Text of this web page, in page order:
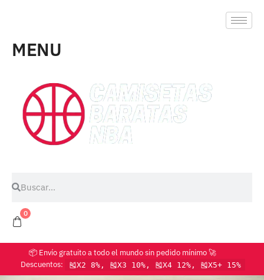
MENU
0
📦 Envío gratuito a todo el mundo sin pedido mínimo 🚀
Descuentos:
🎽X2 8%, 🎽X3 10%, 🎽X4 12%, 🎽X5+ 15%